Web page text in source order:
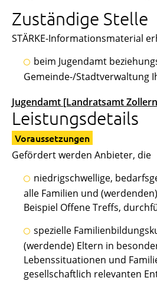
Zuständige Stelle
STÄRKE-Informationsmaterial
beim Jugendamt
Gemeinde-/Stadtverwaltung
Jugendamt [Landratsamt
Leistungsdetails
Voraussetzungen
Gefördert werden Anbieter, die
niedrigschwellige,
alle Familien und
Beispiel Offene Treffs,
spezielle
(werdende) Eltern in
Lebenssituationen und
gesellschaftlich relevanten